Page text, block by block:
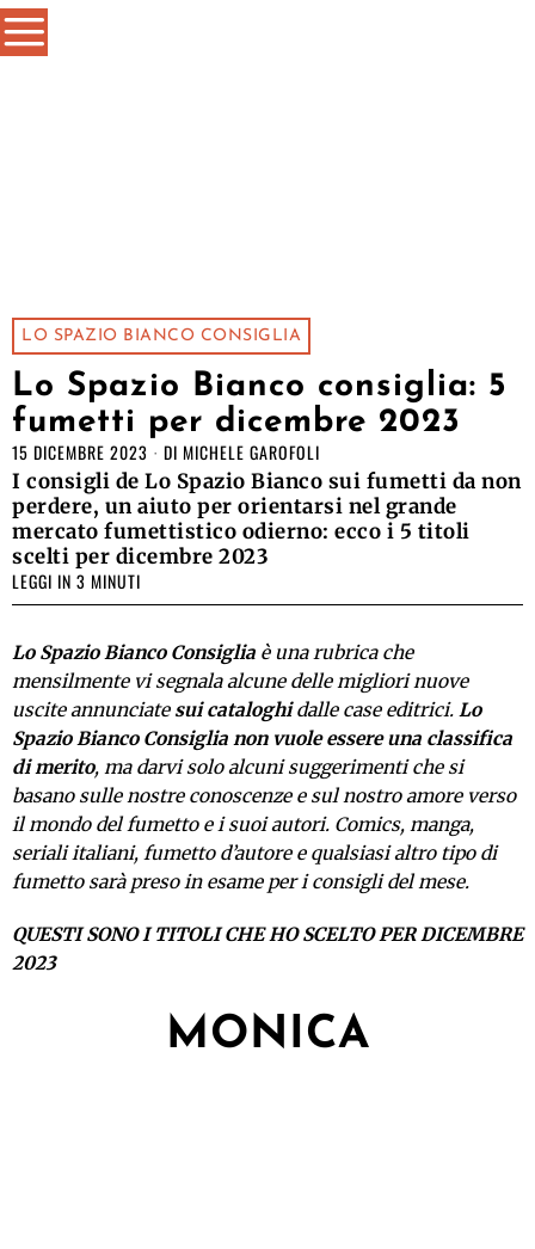
LO SPAZIO BIANCO CONSIGLIA
Lo Spazio Bianco consiglia: 5
fumetti per dicembre 2023
15 DICEMBRE 2023 DI MICHELE GAROFOLI
I consigli de Lo Spazio Bianco sui fumetti da non
perdere, un aiuto per orientarsi nel grande
mercato fumettistico odierno: ecco i 5 titoli
scelti per dicembre 2023
LEGGI IN 3 MINUTI
Lo Spazio Bianco Consiglia è una rubrica che
mensilmente vi segnala alcune delle migliori nuove
uscite annunciate sui cataloghidalle case editrici. Lo
Spazio Bianco Consiglia non vuole essere una classifica
di merito, ma darvi solo alcuni suggerimenti che si
basano sulle nostre conoscenze e sul nostro amore verso
il mondo del fumetto e i suoi autori. Comics, manga,
seriali italiani, fumetto d’autore e qualsiasi altro tipo di
fumetto sarà preso in esame per i consigli del mese.
QUESTI SONO I TITOLI CHE HO SCELTO PER DICEMBRE
2023
MONICA